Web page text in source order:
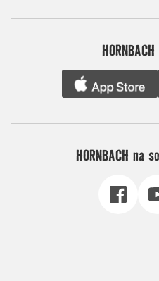
HORNBACH na